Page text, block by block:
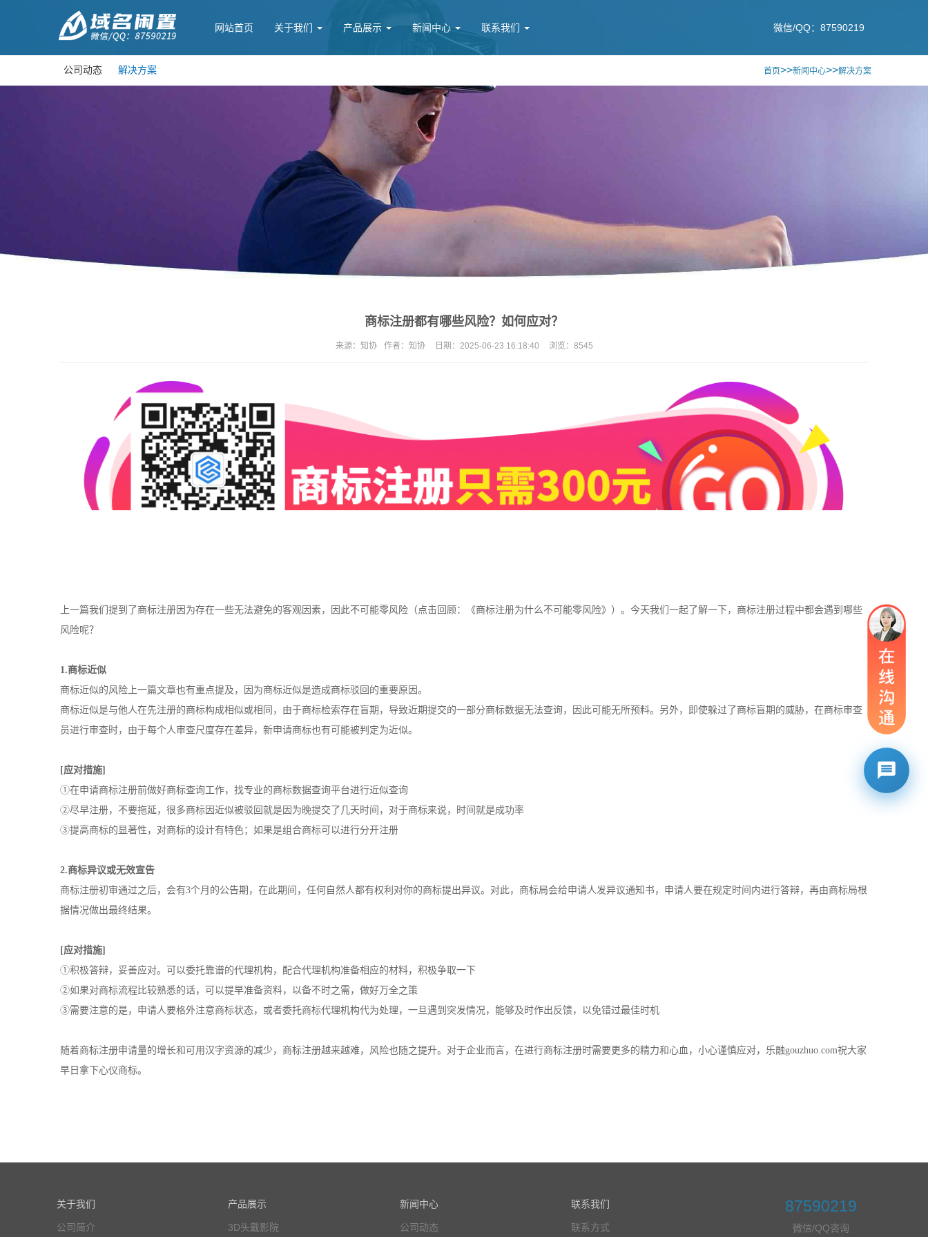
微信/QQ：87590219
网站首页 关于我们 产品展示 新闻中心 联系我们
公司动态 解决方案 首页>>新闻中心>>解决方案
商标注册都有哪些风险？如何应对？
来源： 知协 作者： 知协 日期： 2025-06-23 16:18:40 浏览： 8545
上一篇我们提到了 商标注册 因为存在一些无法避免的客观因素，因此不可能零风险（点击回顾：《商标注册为什么不可能零风险》）。今天我们一起了解一下， 商标注册过程中都会遇到哪些
风险呢？
1.商标近似
商标近似的风险上一篇文章也有重点提及，因为商标近似是造成商标驳回的重要原因。
商标近似是与他人在先注册的商标构成相似或相同，由于商标检索存在盲期，导致近期提交的一部分商标数据无法查询，因此可能无所预料。另外，即使躲过了商标盲期的威胁，在商标审查
员进行审查时，由于每个人审查尺度存在差异，新申请商标也有可能被判定为近似。
[应对措施]
①在申请商标注册前做好商标查询工作，找专业的商标数据查询平台进行近似查询
②尽早注册，不要拖延，很多商标因近似被驳回就是因为晚提交了几天时间，对于商标来说，时间就是成功率
③提高商标的显著性，对商标的设计有特色；如果是组合商标可以进行分开注册
2.商标异议或无效宣告
商标注册初审通过之后，会有3个月的公告期，在此期间，任何自然人都有权利对你的商标提出异议。对此，商标局会给申请人发异议通知书，申请人要在规定时间内进行答辩，再由商标局根
据情况做出最终结果。
[应对措施]
①积极答辩，妥善应对。可以委托靠谱的代理机构，配合代理机构准备相应的材料，积极争取一下
②如果对商标流程比较熟悉的话，可以提早准备资料，以备不时之需，做好万全之策
③需要注意的是，申请人要格外注意商标状态，或者委托商标代理机构代为处理，一旦遇到突发情况，能够及时作出反馈，以免错过最佳时机
随着商标注册申请量的增长和可用汉字资源的减少，商标注册越来越难，风险也随之提升。对于企业而言，在进行商标注册时需要更多的精力和心血，小心谨慎应对，乐融gouzhuo.com祝大家
早日拿下心仪商标。
关于我们
公司简介
产品展示
3D头戴影院
新闻中心
公司动态
联系我们
联系方式
87590219
微信/QQ咨询